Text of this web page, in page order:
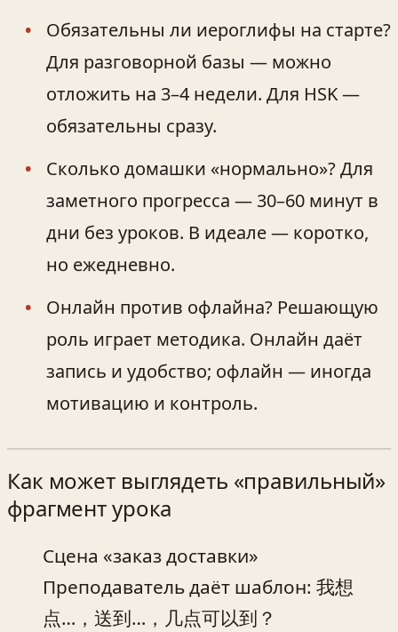
Обязательны ли иероглифы на старте?
Для разговорной базы — можно
отложить на 3–4 недели. Для HSK —
обязательны сразу.
Сколько домашки «нормально»? Для
заметного прогресса — 30–60 минут в
дни без уроков. В идеале — коротко,
но ежедневно.
Онлайн против офлайна? Решающую
роль играет методика. Онлайн даёт
запись и удобство; офлайн — иногда
мотивацию и контроль.
Как может выглядеть «правильный»
фрагмент урока
Сцена «заказ доставки»
Преподаватель даёт шаблон: 我想
点…，送到…，几点可以到？